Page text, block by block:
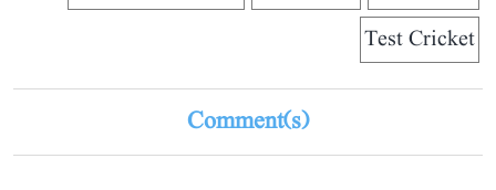
Test Cricket
Comment(s)